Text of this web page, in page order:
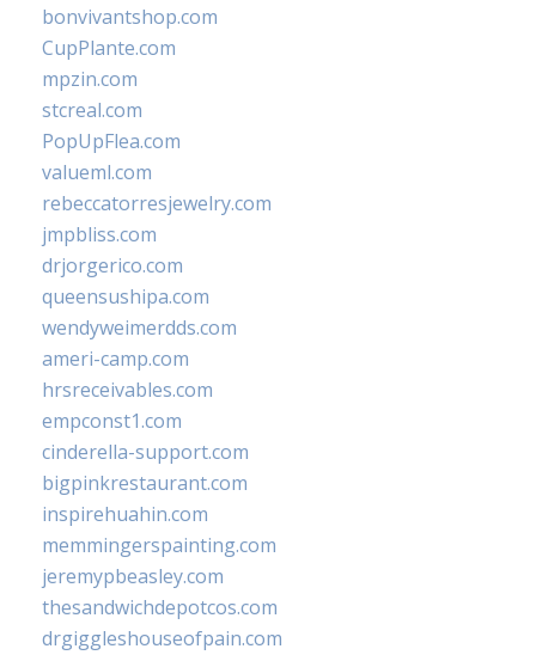
bonvivantshop.com
CupPlante.com
mpzin.com
stcreal.com
PopUpFlea.com
valueml.com
rebeccatorresjewelry.com
jmpbliss.com
drjorgerico.com
queensushipa.com
wendyweimerdds.com
ameri-camp.com
hrsreceivables.com
empconst1.com
cinderella-support.com
bigpinkrestaurant.com
inspirehuahin.com
memmingerspainting.com
jeremypbeasley.com
thesandwichdepotcos.com
drgiggleshouseofpain.com